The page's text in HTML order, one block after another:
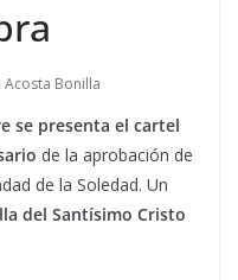
Acosta Bonilla
se presenta el cartel
de la aprobación de
de la Soledad. Un
del Santísimo Cristo